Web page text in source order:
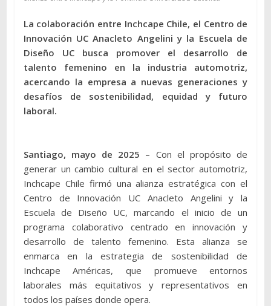
La colaboración entre Inchcape Chile, el Centro de
Innovación UC Anacleto Angelini y la Escuela de
Diseño UC busca promover el desarrollo de
talento femenino en la industria automotriz,
acercando la empresa a nuevas generaciones y
desafíos de sostenibilidad, equidad y futuro
laboral.
Santiago, mayo de 2025 – Con el propósito de
generar un cambio cultural en el sector automotriz,
Inchcape Chile firmó una alianza estratégica con el
Centro de Innovación UC Anacleto Angelini y la
Escuela de Diseño UC, marcando el inicio de un
programa colaborativo centrado en innovación y
desarrollo de talento femenino. Esta alianza se
enmarca en la estrategia de sostenibilidad de
Inchcape Américas, que promueve entornos
laborales más equitativos y representativos en
todos los países donde opera.